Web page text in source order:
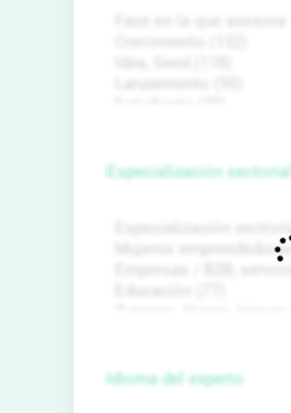
Especialización sectorial
Idioma del experto